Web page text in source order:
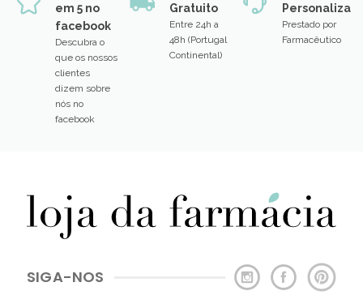
em 5 no
facebook
Descubra o
que os nossos
clientes
dizem sobre
nós no
facebook
Gratuito
Entre 24h a
48h (Portugal
Continental)
Prestado por
Farmacêutico
SIGA-NOS